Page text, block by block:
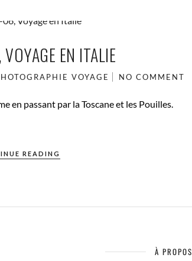
EN ITALIE
VOYAGE NO COMMENT
en passant par la Toscane et les Pouilles.
READING
À PROPOS